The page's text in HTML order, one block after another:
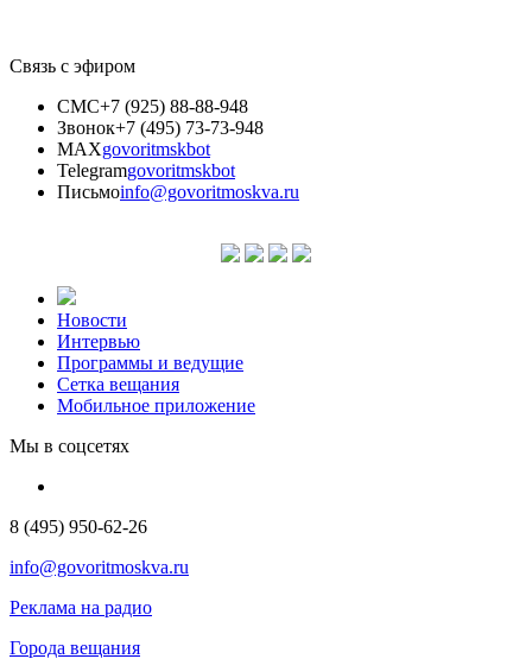
Связь с эфиром
СМС+7 (925) 88-88-948
Звонок+7 (495) 73-73-948
MAXgovoritmskbot
Telegramgovoritmskbot
Письмоinfo@govoritmoskva.ru
Новости
Интервью
Программы и ведущие
Сетка вещания
Мобильное приложение
Мы в соцсетях
8 (495) 950-62-26
info@govoritmoskva.ru
Реклама на радио
Города вещания